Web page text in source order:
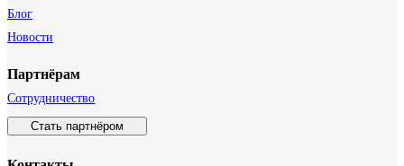
Блог
Новости
Партнёрам
Сотрудничество
Стать партнёром